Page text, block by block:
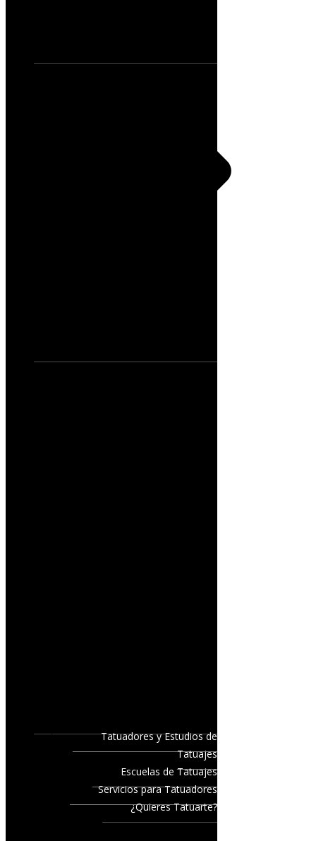
Tatuadores y Estudios de
Tatuajes
Escuelas de Tatuajes
Servicios para Tatuadores
¿Quieres Tatuarte?